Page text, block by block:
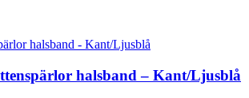
halsband – Kant/Ljusblå